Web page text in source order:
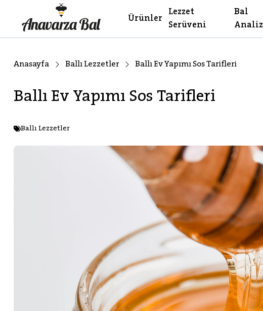
Ürünler
Lezzet
Serüveni
Bal
Analiz
Anasayfa Ballı Lezzetler Ballı Ev Yapımı Sos Tarifleri
Ballı Ev Yapımı Sos Tarifleri
Ballı Lezzetler